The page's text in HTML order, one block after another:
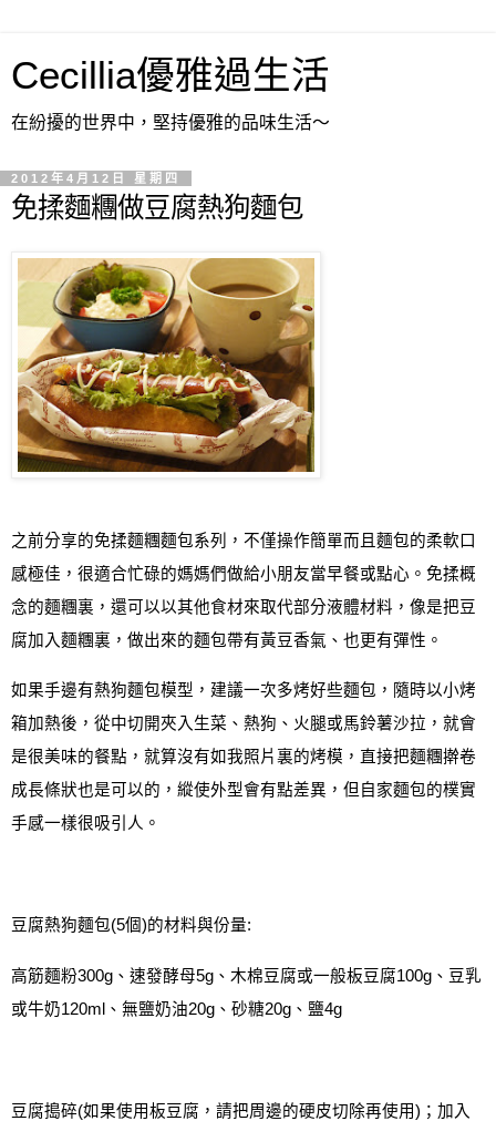
Cecillia優雅過生活
在紛擾的世界中，堅持優雅的品味生活～
2012年4月12日 星期四
免揉麵糰做豆腐熱狗麵包
之前分享的免揉麵糰麵包系列，不僅操作簡單而且麵包的柔軟口
感極佳，很適合忙碌的媽媽們做給小朋友當早餐或點心。免揉概
念的麵糰裏，還可以以其他食材來取代部分液體材料，像是把豆
腐加入麵糰裏，做出來的麵包帶有黃豆香氣 、 也更有彈性。
如果手邊有熱狗麵包模型，建議一次多烤好些麵包，隨時以小烤
箱加熱後，從中切開夾入生菜、熱狗、火腿或馬鈴薯沙拉，就會
是很美味的餐點，就算沒有如我照片裏的烤模，直接把麵糰擀卷
成長條狀也是可以的，縱使外型會有點差異，但自家麵包的樸實
手感一樣很吸引人。
豆腐熱狗麵包(5個)的材料與份量:
高筋麵粉300g 、速發酵母5g 、木棉豆腐或一般板豆腐100g 、豆乳
或牛奶120ml 、無鹽奶油20g 、砂糖20g 、鹽4g
豆腐搗碎(如果使用板豆腐，請把周邊的硬皮切除再使用) ；加入